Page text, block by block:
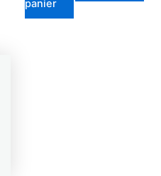
panier